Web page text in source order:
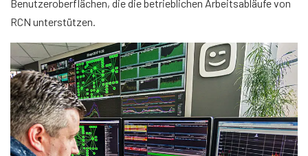
Benutzeroberflächen, die die betrieblichen Arbeitsabläufe von
RCN unterstützen.